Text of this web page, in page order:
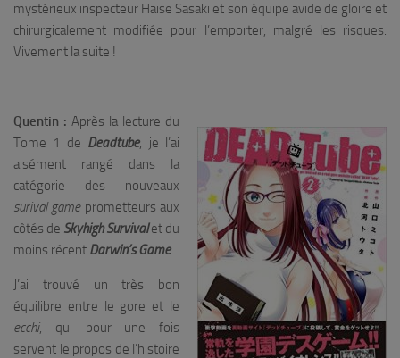
mystérieux inspecteur Haise Sasaki et son équipe avide de gloire et
chirurgicalement modifiée pour l’emporter, malgré les risques.
Vivement la suite !
Quentin : Après la lecture du
Tome 1 de Deadtube, je l’ai
aisément rangé dans la
catégorie des nouveaux
surival gameprometteurs aux
côtés de Skyhigh Survivalet du
moins récent Darwin’s Game.
J’ai trouvé un très bon
équilibre entre le gore et le
ecchi, qui pour une fois
servent le propos de l’histoire